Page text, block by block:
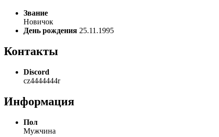
Звание
Новичок
День рождения 25.11.1995
Контакты
Discord
cz4444444r
Информация
Пол
Мужчина